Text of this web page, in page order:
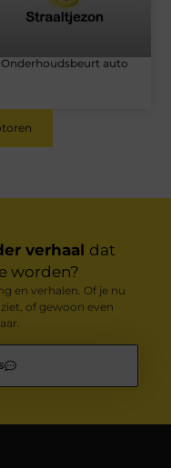
Onderhoudsbeurt auto
verhaal dat
worden?
en verhalen. Of je nu
of gewoon even